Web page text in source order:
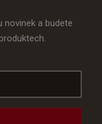
novinek a budete